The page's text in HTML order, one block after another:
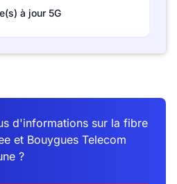
à jour 5G
d'informations sur la fibre
et Bouygues Telecom
?